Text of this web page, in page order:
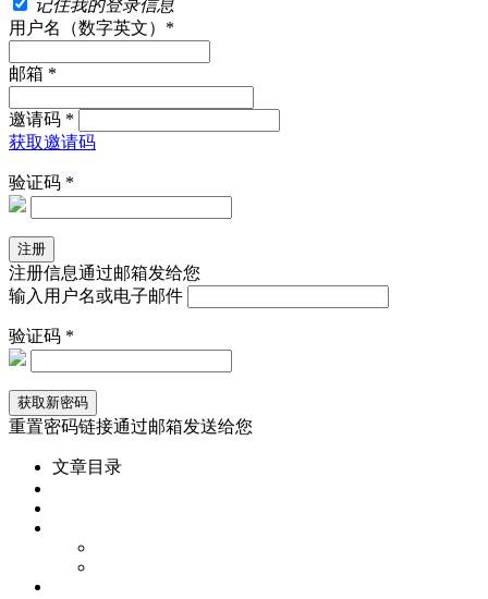
记住我的登录信息
用户名（数字英文）*
邮箱 *
邀请码 *
获取邀请码
验证码 *
注册信息通过邮箱发给您
输入用户名或电子邮件
验证码 *
重置密码链接通过邮箱发送给您
文章目录